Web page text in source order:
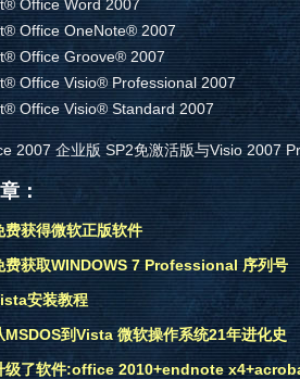
Office Word 2007
Office OneNote® 2007
Office Groove® 2007
Office Visio® Professional 2007
Office Visio® Standard 2007
2007 企业版 SP2免激活版与Visio 2007
：
费获得微软正版软件
费获取WINDOWS 7 Professional 序列号
安装教程
MSDOS到Vista 微软操作系统21年进化史
级了软件:office 2010+endnote